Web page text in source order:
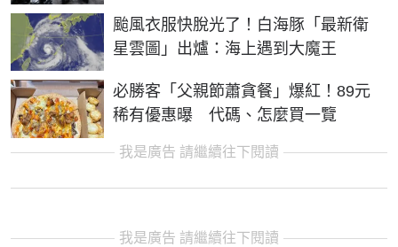
颱風衣服快脫光了！白海豚「最新衛
星雲圖」出爐：海上遇到大魔王
必勝客「父親節蕭貪餐」爆紅！89元
稀有優惠曝 代碼、怎麼買一覽
我是廣告 請繼續往下閱讀
我是廣告 請繼續往下閱讀